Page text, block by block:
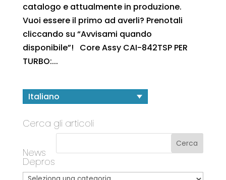
catalogo e attualmente in produzione.
Vuoi essere il primo ad averli? Prenotali
cliccando su “Avvisami quando
disponibile”! Core Assy CAI-842TSP PER
TURBO:...
Italiano
Cerca gli articoli
News
Depros